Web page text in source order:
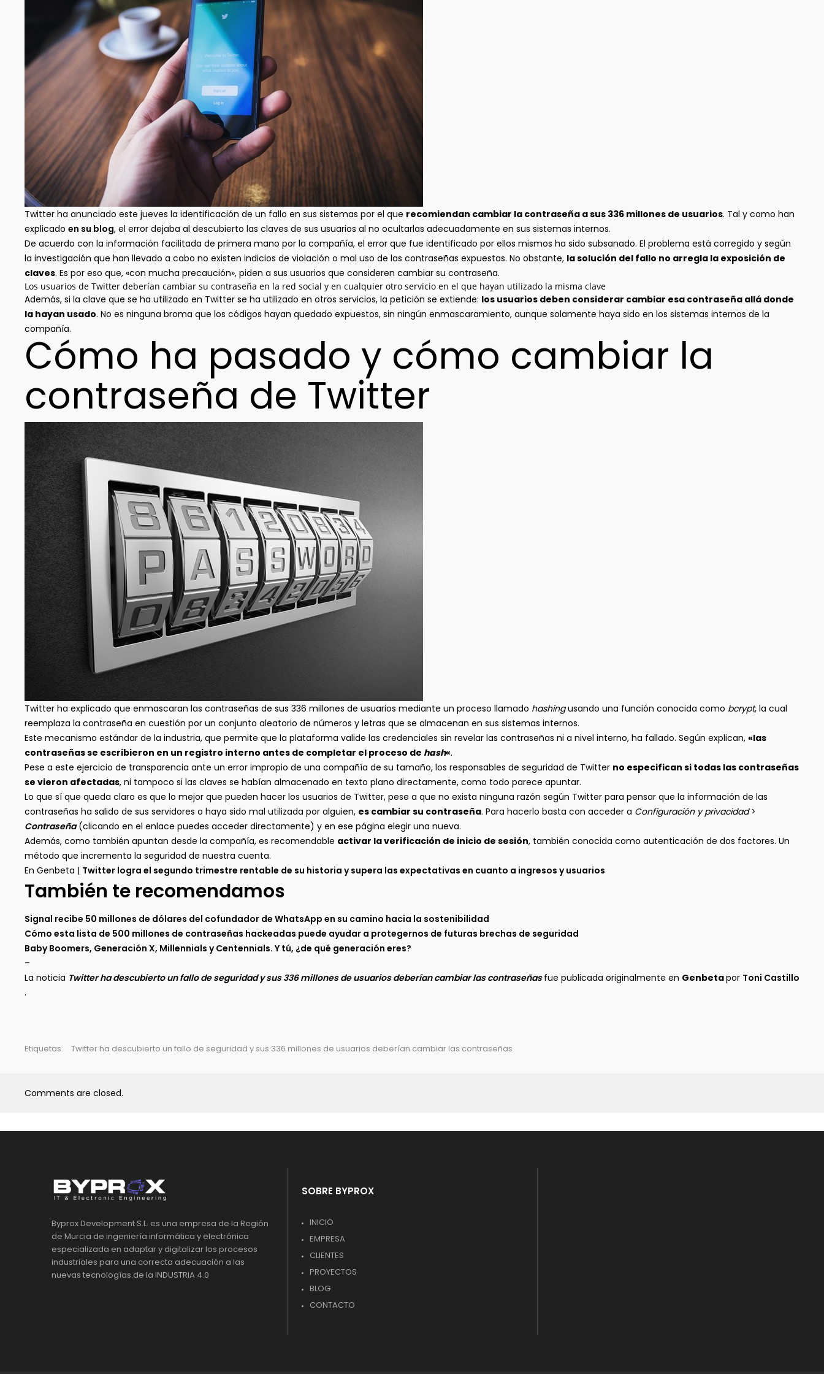
Twitter ha anunciado este jueves la identificación de un fallo en sus sistemas por el que recomiendan cambiar la contraseña a sus 336 millones de usuarios. Tal y como han
explicado en su blog, el error dejaba al descubierto las claves de sus usuarios al no ocultarlas adecuadamente en sus sistemas internos.
De acuerdo con la información facilitada de primera mano por la compañía, el error que fue identificado por ellos mismos ha sido subsanado. El problema está corregido y según
la investigación que han llevado a cabo no existen indicios de violación o mal uso de las contraseñas expuestas. No obstante, la solución del fallo no arregla la exposición de
claves. Es por eso que, «con mucha precaución», piden a sus usuarios que consideren cambiar su contraseña.
Los usuarios de Twitter deberían cambiar su contraseña en la red social y en cualquier otro servicio en el que hayan utilizado la misma clave
Además, si la clave que se ha utilizado en Twitter se ha utilizado en otros servicios, la petición se extiende: los usuarios deben considerar cambiar esa contraseña allá donde
la hayan usado. No es ninguna broma que los códigos hayan quedado expuestos, sin ningún enmascaramiento, aunque solamente haya sido en los sistemas internos de la
compañía.
Cómo ha pasado y cómo cambiar la
contraseña de Twitter
Twitter ha explicado que enmascaran las contraseñas de sus 336 millones de usuarios mediante un proceso llamado hashingusando una función conocida como bcrypt, la cual
reemplaza la contraseña en cuestión por un conjunto aleatorio de números y letras que se almacenan en sus sistemas internos.
Este mecanismo estándar de la industria, que permite que la plataforma valide las credenciales sin revelar las contraseñas ni a nivel interno, ha fallado. Según explican, «las
contraseñas se escribieron en un registro interno antes de completar el proceso de hash«.
Pese a este ejercicio de transparencia ante un error impropio de una compañía de su tamaño, los responsables de seguridad de Twitter no especifican si todas las contraseñas
se vieron afectadas, ni tampoco si las claves se habían almacenado en texto plano directamente, como todo parece apuntar.
Lo que sí que queda claro es que lo mejor que pueden hacer los usuarios de Twitter, pese a que no exista ninguna razón según Twitter para pensar que la información de las
contraseñas ha salido de sus servidores o haya sido mal utilizada por alguien, es cambiar su contraseña. Para hacerlo basta con acceder a Configuración y privacidad>
Contraseña(clicando en el enlace puedes acceder directamente) y en ese página elegir una nueva.
Además, como también apuntan desde la compañía, es recomendable activar la verificación de inicio de sesión, también conocida como autenticación de dos factores. Un
método que incrementa la seguridad de nuestra cuenta.
En Genbeta | Twitter logra el segundo trimestre rentable de su historia y supera las expectativas en cuanto a ingresos y usuarios
También te recomendamos
Signal recibe 50 millones de dólares del cofundador de WhatsApp en su camino hacia la sostenibilidad
Cómo esta lista de 500 millones de contraseñas hackeadas puede ayudar a protegernos de futuras brechas de seguridad
Baby Boomers, Generación X, Millennials y Centennials. Y tú, ¿de qué generación eres?
–
La noticia Twitter ha descubierto un fallo de seguridad y sus 336 millones de usuarios deberían cambiar las contraseñasfue publicada originalmente en Genbetapor Toni Castillo
.
Etiquetas: Twitter ha descubierto un fallo de seguridad y sus 336 millones de usuarios deberían cambiar las contraseñas
Comments are closed.
Byprox Development S.L. es una empresa de la Región
de Murcia de ingeniería informática y electrónica
especializada en adaptar y digitalizar los procesos
industriales para una correcta adecuación a las
nuevas tecnologías de la INDUSTRIA 4.0
SOBRE BYPROX
INICIO
EMPRESA
CLIENTES
PROYECTOS
BLOG
CONTACTO